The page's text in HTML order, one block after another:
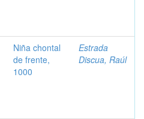
Niña chontal
de frente,
1000
Estrada
Discua, Raúl